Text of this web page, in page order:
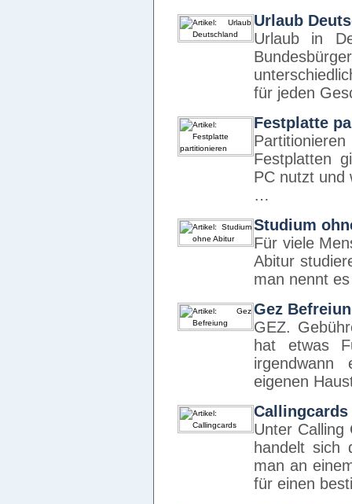
Urlaub
Urlaub in
für jeden
Festplatte
Festplatten
PC nutzt und
…
Studium
Für viele
Abitur
man nennt
Gez
GEZ.
hat etwas
eigenen
Callingcards
Unter Calling
handelt sich
man an
für einen